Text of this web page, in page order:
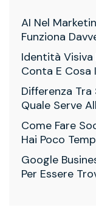
AI Nel
Funziona
Identità Visiva
Conta E Cosa
Differenza Tra
Quale Serve
Come Fare
Hai Poco
Google
Per Essere